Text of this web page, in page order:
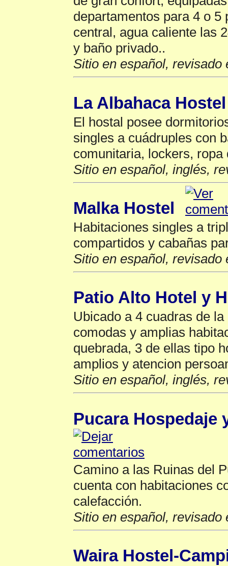
departamentos para 4 o
central, agua caliente las
y baño privado..
Sitio en español, revisado
La Albahaca Hostel
El hostal posee
singles a cuádruples con
comunitaria, lockers,
Sitio en español, inglés,
Malka Hostel
Habitaciones singles a
compartidos y cabañas
Sitio en español, revisado
Patio Alto Hotel y
Ubicado a 4 cuadras de
comodas y amplias
quebrada, 3 de ellas tipo
amplios y atencion
Sitio en español, inglés,
Pucara Hospedaje
Camino a las Ruinas del
cuenta con habitaciones
calefacción.
Sitio en español, revisado
Waira Hostel-